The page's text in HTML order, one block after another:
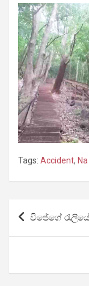
Tags: Accident,
Post
navigation
විජේගේ